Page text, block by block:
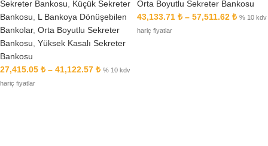
Sekreter Bankosu, Küçük Sekreter
Bankosu, L Bankoya Dönüşebilen
Bankolar, Orta Boyutlu Sekreter
Bankosu, Yüksek Kasalı Sekreter
Bankosu
27,415.05 ₺ – 41,122.57 ₺ % 10 kdv
hariç fiyatlar
Orta Boyutlu Sekreter Bankosu
43,133.71 ₺ – 57,511.62 ₺ % 10 kdv
hariç fiyatlar